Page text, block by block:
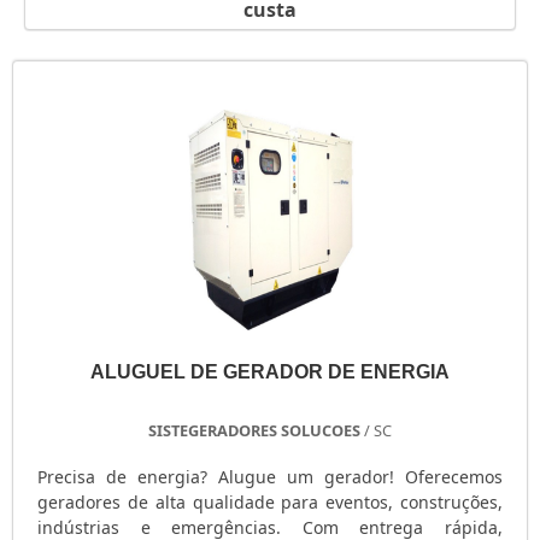
GERADOR PORTÁTIL A GASOLINA
GERADOR PEQUENO A GASOLINA
GERADOR PARA RESIDÊNCIA
GERADOR PARA RESIDÊNCIA PREÇO
GERADOR PARA AR CONDICIONADO
GERADOR ELÉTRICO DIESEL
GERADOR ELÉTRICO A DIESEL
GERADOR DIESEL TRIFÁSICO
GERADOR DIESEL RESIDENCIAL
GERADOR DIESEL PORTÁTIL
custa
ALUGUEL DE GERADOR DE ENERGIA
SISTEGERADORES SOLUCOES/ SC
Precisa de energia? Alugue um gerador! Oferecemos
geradores de alta qualidade para eventos, construções,
indústrias e emergências. Com entrega rápida,